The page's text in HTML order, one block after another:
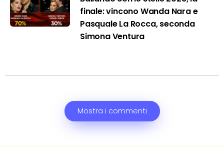
finale: vincono Wanda Nara e
Pasquale La Rocca, seconda
Simona Ventura
Mostra i commenti